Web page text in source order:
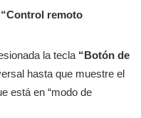
“Control remoto
la tecla “Botón de
hasta que muestre el
está en “modo de